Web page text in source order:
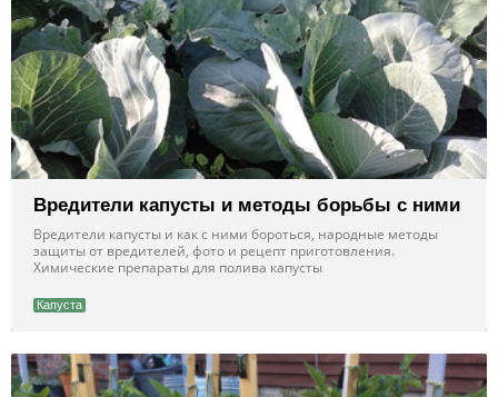
Вредители капусты и методы борьбы с ними
Вредители капусты и как с ними бороться, народные методы
защиты от вредителей, фото и рецепт приготовления.
Химические препараты для полива капусты
Капуста